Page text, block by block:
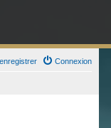
Connexion